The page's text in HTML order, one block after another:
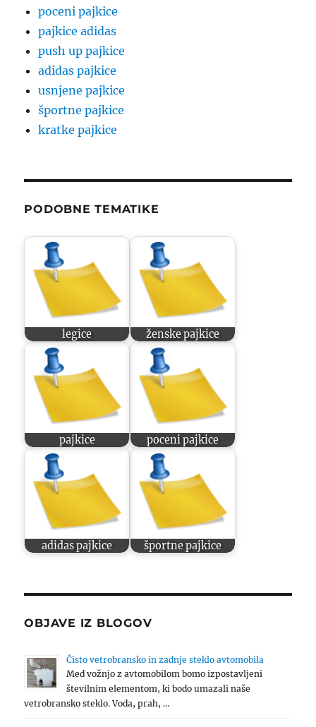
poceni pajkice
pajkice adidas
push up pajkice
adidas pajkice
usnjene pajkice
športne pajkice
kratke pajkice
PODOBNE TEMATIKE
legice ženske pajkice
pajkice poceni pajkice
adidas pajkice športne pajkice
OBJAVE IZ BLOGOV
Čisto vetrobransko in zadnje steklo avtomobila
Med vožnjo z avtomobilom bomo izpostavljeni
številnim elementom, ki bodo umazali naše
vetrobransko steklo. Voda, prah, …